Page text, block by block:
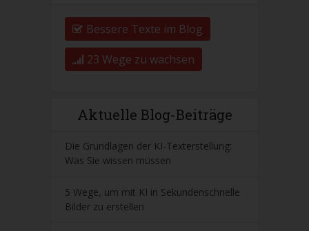
Bessere Texte im Blog
23 Wege zu wachsen
Aktuelle Blog-Beiträge
Die Grundlagen der KI-Texterstellung:
Was Sie wissen müssen
5 Wege, um mit KI in Sekundenschnelle
Bilder zu erstellen